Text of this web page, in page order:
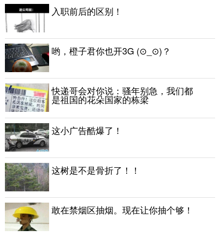
入职前后的区别！
哟，橙子君你也开3G (⊙_⊙)？
快递哥会对你说：骚年别急，我们都
是祖国的花朵国家的栋梁
这小广告酷爆了！
这树是不是骨折了！！
敢在禁烟区抽烟。现在让你抽个够！